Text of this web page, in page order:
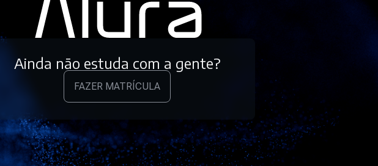
Ainda não estuda com a gente?
FAZER MATRÍCULA